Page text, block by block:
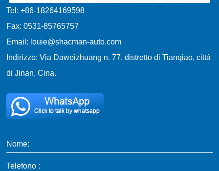
Tel: +86-18264169598
Fax: 0531-85765757
Email: louie@shacman-auto.com
Indirizzo: Via Daweizhuang n. 77, distretto di Tianqiao, città
di Jinan, Cina.
Nome:
Telefono :